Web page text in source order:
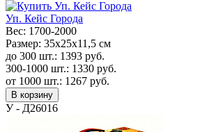
Уп. Кейс Города
Вес: 1700-2000
Размер: 35x25x11,5 см
до 300 шт.: 1393 руб.
300-1000 шт.: 1330 руб.
от 1000 шт.: 1267 руб.
В корзину
У - Д26016